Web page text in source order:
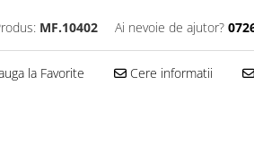
MF.10402 Ai nevoie de ajutor?
la Favorite Cere informatii